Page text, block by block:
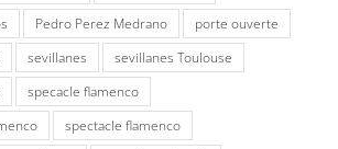
Pedro Perez Medrano
porte ouverte
sevillanes
sevillanes Toulouse
specacle flamenco
spectacle flamenco